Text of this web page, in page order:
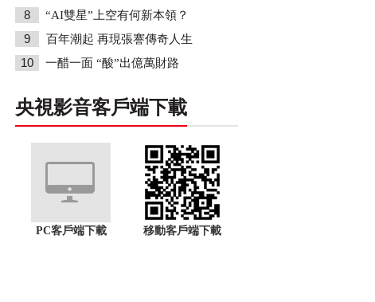
8 “AI雙星”上空有何新本領？
9 百年潮起 再現張謇傳奇人生
10 一醋一面 “酸”出億萬財路
央視影音客戶端下載
PC客戶端下載 移動客戶端下載